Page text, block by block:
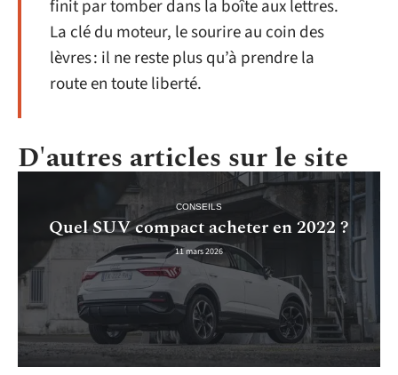
finit par tomber dans la boîte aux lettres.
La clé du moteur, le sourire au coin des
lèvres : il ne reste plus qu’à prendre la
route en toute liberté.
D'autres articles sur le site
CONSEILS
Quel SUV compact acheter en 2022 ?
11 mars 2026